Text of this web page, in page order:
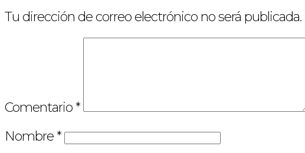
Tu dirección de correo electrónico no será publicada.
Comentario*
Nombre*